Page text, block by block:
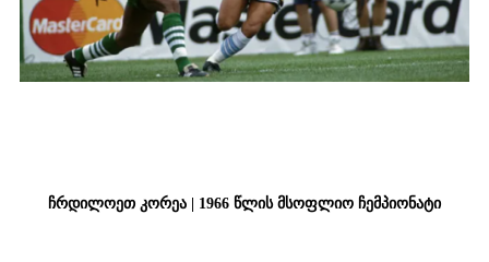
ჩრდილოეთ კორეა | 1966 წლის მსოფლიო ჩემპიონატი